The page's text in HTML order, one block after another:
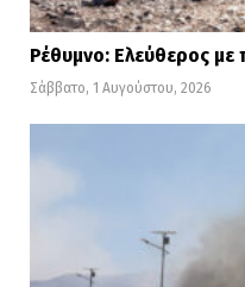
Ρέθυμνο: Ελεύθερος με
Σάββατο, 1 Αυγούστου, 2026